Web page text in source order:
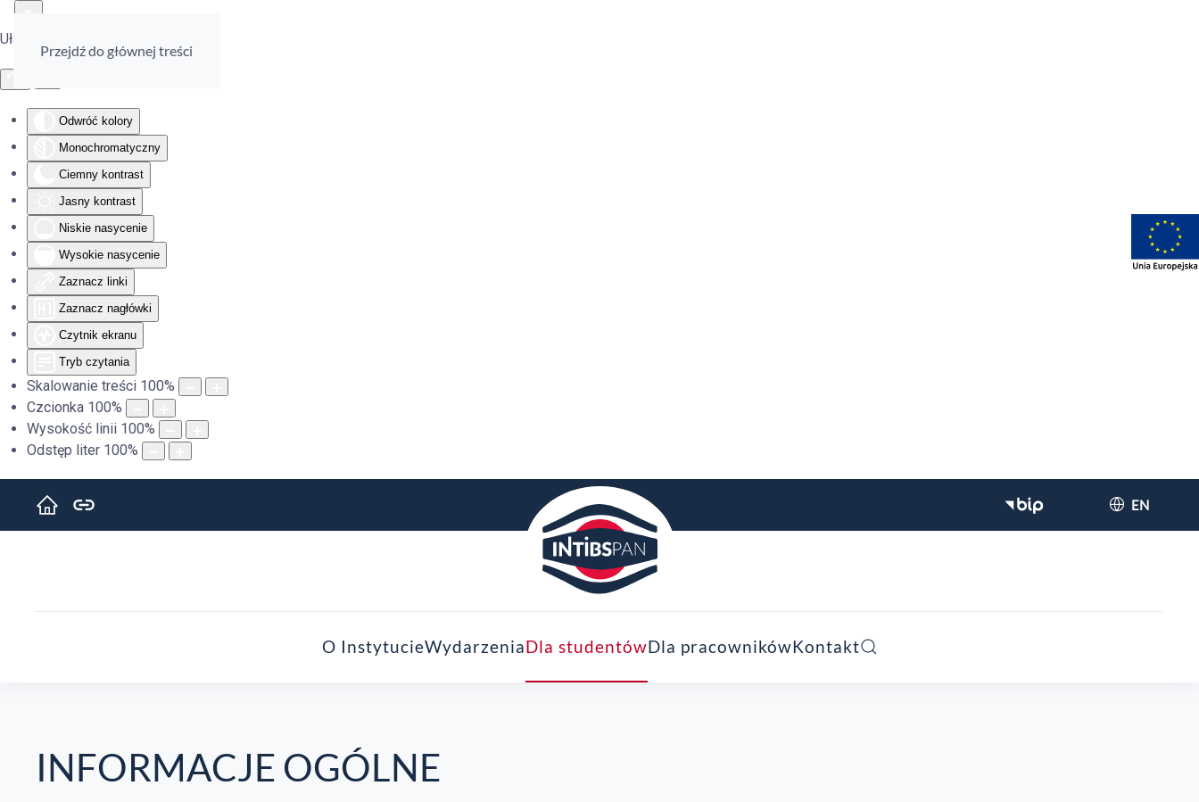
Ułatwienia dostępu
Odwróć kolory
Monochromatyczny
Ciemny kontrast
Jasny kontrast
Niskie nasycenie
Wysokie nasycenie
Zaznacz linki
Zaznacz nagłówki
Czytnik ekranu
Tryb czytania
Skalowanie treści 100%
Czcionka 100%
Wysokość linii 100%
Odstęp liter 100%
Przejdź do głównej treści
EN
O InstytucieWydarzeniaDla studentówDla pracownikówKontakt
INFORMACJE OGÓLNE